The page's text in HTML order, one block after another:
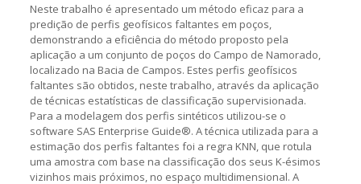
Neste trabalho é apresentado um método eficaz para a
predição de perfis geofísicos faltantes em poços,
demonstrando a eficiência do método proposto pela
aplicação a um conjunto de poços do Campo de Namorado,
localizado na Bacia de Campos. Estes perfis geofísicos
faltantes são obtidos, neste trabalho, através da aplicação
de técnicas estatísticas de classificação supervisionada.
Para a modelagem dos perfis sintéticos utilizou-se o
software SAS Enterprise Guide®. A técnica utilizada para a
estimação dos perfis faltantes foi a regra KNN, que rotula
uma amostra com base na classificação dos seus K-ésimos
vizinhos mais próximos, no espaço multidimensional. A